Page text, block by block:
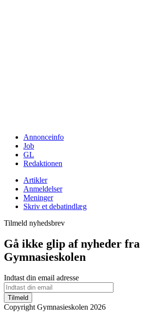
Annonceinfo
Job
GL
Redaktionen
Artikler
Anmeldelser
Meninger
Skriv et debatindlæg
Tilmeld nyhedsbrev
Gå ikke glip af nyheder fra
Gymnasieskolen
Indtast din email adresse
Tilmeld
Copyright Gymnasieskolen 2026